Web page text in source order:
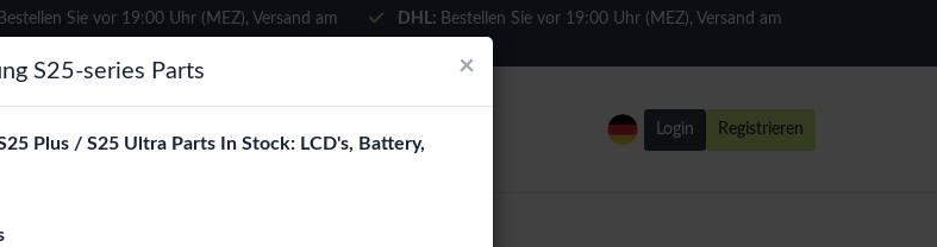
Sie Ihre Sprache
sieht so aus, als wären Sie in
Staaten
Bestellen Sie vor 19:00 Uhr (MEZ), Versand am
DHL: Bestellen Sie vor 19:00 Uhr (MEZ), Versand am
Login Registrieren
×
S25-series Parts
Plus / S25 Ultra Parts In Stock: LCD's, Battery,